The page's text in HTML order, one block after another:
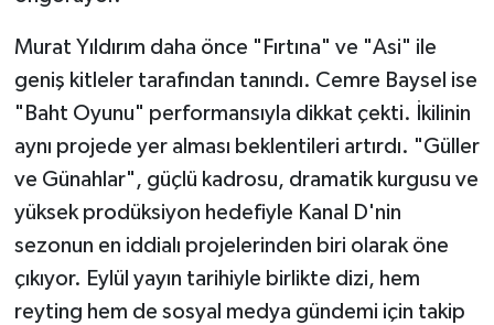
Murat Yıldırım daha önce "Fırtına" ve "Asi" ile
geniş kitleler tarafından tanındı. Cemre Baysel ise
"Baht Oyunu" performansıyla dikkat çekti. İkilinin
aynı projede yer alması beklentileri artırdı. "Güller
ve Günahlar", güçlü kadrosu, dramatik kurgusu ve
yüksek prodüksiyon hedefiyle Kanal D'nin
sezonun en iddialı projelerinden biri olarak öne
çıkıyor. Eylül yayın tarihiyle birlikte dizi, hem
reyting hem de sosyal medya gündemi için takip